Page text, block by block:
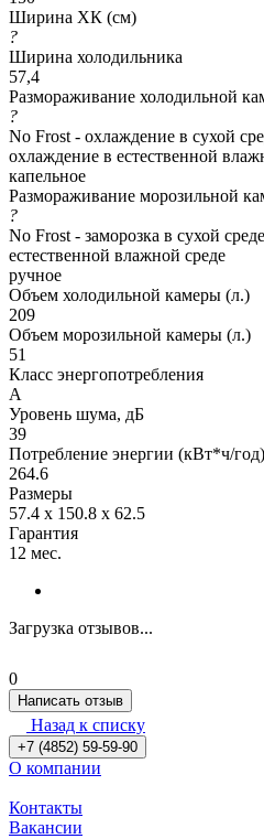
Ширина ХК (см)
?
Ширина холодильника
57,4
Размораживание холодильной
?
No Frost - охлаждение в сухой
охлаждение в естественной
капельное
Размораживание морозильной
?
No Frost - заморозка в сухой
естественной влажной среде
ручное
Объем холодильной камеры (л.)
209
Объем морозильной камеры (л.)
51
Класс энергопотребления
A
Уровень шума, дБ
39
Потребление энергии (кВт*ч/год)
264.6
Размеры
57.4 х 150.8 х 62.5
Гарантия
12 мес.
Загрузка отзывов...
0
Написать отзыв
Назад к списку
+7 (4852) 59-59-90
О компании
Контакты
Вакансии